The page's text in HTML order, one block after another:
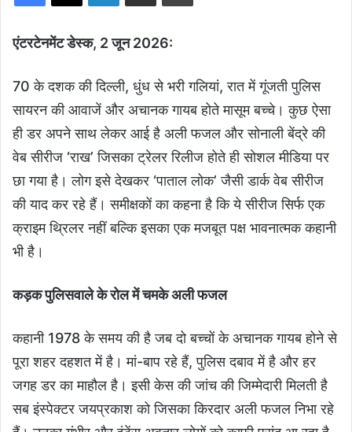
एंटरटेनमेंट डेस्क, 2 जून 2026:
70 के दशक की दिल्ली, धुंध से भरी गलियां, रात में गूंजती पुलिस
सायरन की आवाजें और अचानक गायब होते मासूम बच्चे। कुछ ऐसा
ही डर अपने साथ लेकर आई है अली फजल और सोनाली बेंद्रे की
वेब सीरीज ‘राख’ जिसका ट्रेलर रिलीज होते ही सोशल मीडिया पर
छा गया है। लोग इसे देखकर ‘पाताल लोक’ जैसी डार्क वेब सीरीज
की याद कर रहे हैं। समीक्षकों का कहना है कि ये सीरीज सिर्फ एक
क्राइम थ्रिलर नहीं बल्कि इसका एक मजबूत पक्ष भावनात्मक कहानी
भी है।
कड़क पुलिसवाले के रोल में चमके अली फजल
कहानी 1978 के समय की है जब दो बच्चों के अचानक गायब होने से
पूरा शहर दहशत में है। मां-बाप रहे हैं, पुलिस दबाव में है और हर
जगह डर का माहौल है। इसी केस की जांच की जिम्मेदारी मिलती है
सब इंस्पेक्टर जयप्रकाश को जिसका किरदार अली फजल निभा रहे